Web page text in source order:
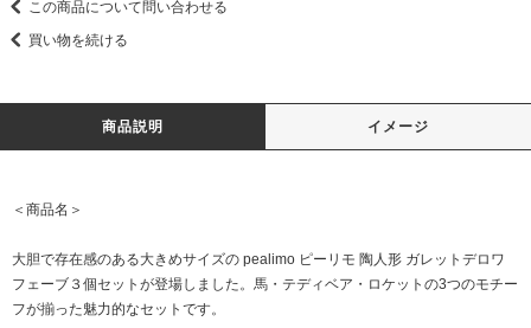
この商品について問い合わせる
買い物を続ける
商品説明 イメージ
＜商品名＞
大胆で存在感のある大きめサイズの pealimo ピーリモ 陶人形 ガレットデロワ
フェーブ３個セットが登場しました。馬・テディベア・ロケットの3つのモチー
フが揃った魅力的なセットです。